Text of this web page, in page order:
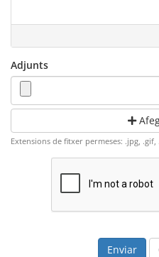
Adjunts
Extensions de fitxer permeses: .jpg,